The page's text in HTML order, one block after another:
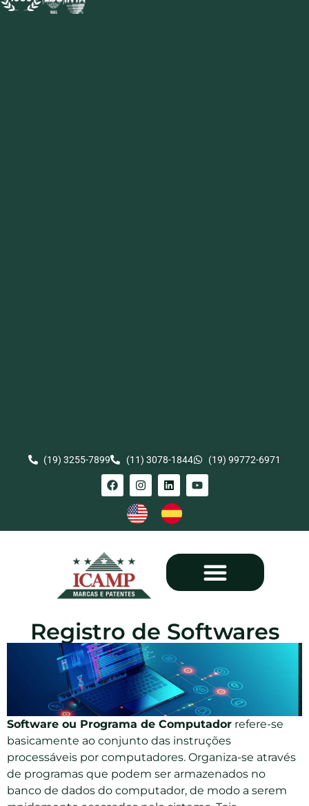
(19) 3255-7899 (11) 3078-1844 (19) 99772-6971
Registro de Softwares
Software ou Programa de Computador refere-se
basicamente ao conjunto das instruções
processáveis por computadores. Organiza-se através
de programas que podem ser armazenados no
banco de dados do computador, de modo a serem